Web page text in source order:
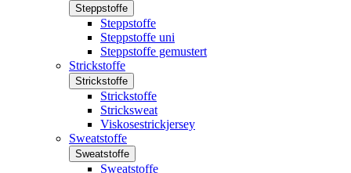
Steppstoffe
Steppstoffe
Steppstoffe uni
Steppstoffe gemustert
Strickstoffe
Strickstoffe
Strickstoffe
Stricksweat
Viskosestrickjersey
Sweatstoffe
Sweatstoffe
Sweatstoffe